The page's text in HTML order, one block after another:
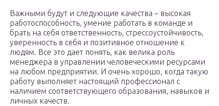
Важными будут и следующие качества – высокая
работоспособность, умение работать в команде и
брать на себя ответственность, стрессоустойчивость,
уверенность в себя и позитивное отношение к
людям. Все это дает понять, как велика роль
менеджера в управлении человеческими ресурсами
на любом предприятии. И очень хорошо, когда такую
работу выполняет настоящий профессионал с
наличием соответствующего образования, навыков и
личных качеств.